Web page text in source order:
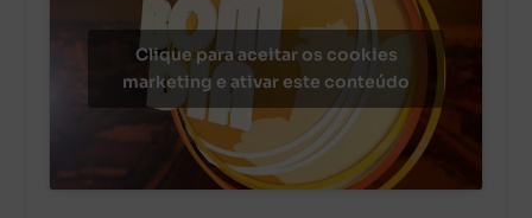
Clique para aceitar os cookies
marketing e ativar este conteúdo